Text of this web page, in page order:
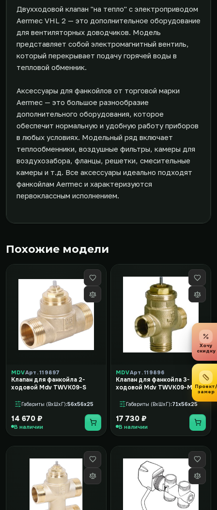
Двухходовой клапан "на тепло" с электроприводом
Aermec VHL 2 — это дополнительное оборудование
для вентиляторных доводчиков. Модель
представляет собой электромагнитный вентиль,
который перекрывает подачу горячей воды в
тепловой обменник.
Аксессуары для фанкойлов от торговой марки
Aermec — это большое разнообразие
дополнительного оборудования, которое
обеспечит нормальную и удобную работу приборов
в любых условиях. Модельный ряд включает
теплообменники, воздушные фильтры, камеры для
воздухозабора, фланцы, решетки, смесительные
камеры и т.д. Все аксессуары идеально подходят
фанкойлам Aermec и характеризуются
первоклассным исполнением.
Похожие модели
MDVАрт. 119897
Клапан для фанкойла 2-
ходовой Mdv TWVK09-S
Габариты (ВxШxГ) 56x56x25
14 670 ₽
В наличии
MDVАрт. 119896
Клапан для фанкойла 3-
ходовой Mdv TWVK09-M
Габариты (ВxШxГ) 71x56x25
17 730 ₽
В наличии
Хочу
скидку
Проект/
замер